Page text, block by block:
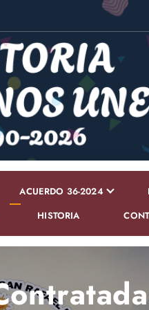
ACUERDO 36-2024
HISTORIA